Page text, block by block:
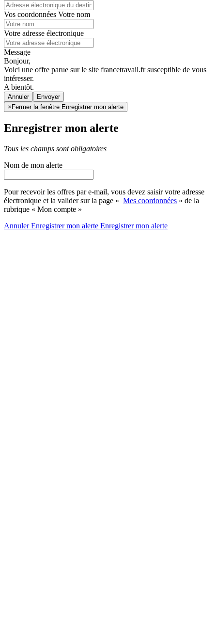
Vos coordonnées Votre nom
Votre adresse électronique
Message
Bonjour,
Voici une offre parue sur le site francetravail.fr susceptible de vous
intéresser.
A bientôt.
Annuler
× Fermer la fenêtre Enregistrer mon alerte
Enregistrer mon alerte
Tous les champs sont obligatoires
Nom de mon alerte
Pour recevoir les offres par e-mail, vous devez saisir votre adresse
électronique et la valider sur la page « Mes coordonnées » de la
rubrique « Mon compte »
AnnulerEnregistrer mon alerte Enregistrermon alerte